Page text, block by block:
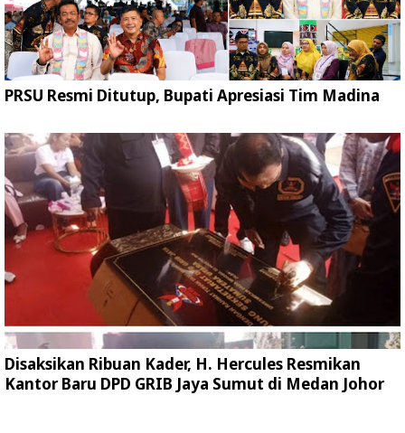
PRSU Resmi Ditutup, Bupati Apresiasi Tim Madina
Disaksikan Ribuan Kader, H. Hercules Resmikan
Kantor Baru DPD GRIB Jaya Sumut di Medan Johor